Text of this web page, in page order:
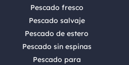
Pescado fresco
Pescado salvaje
Pescado de estero
Pescado sin espinas
Pescado para